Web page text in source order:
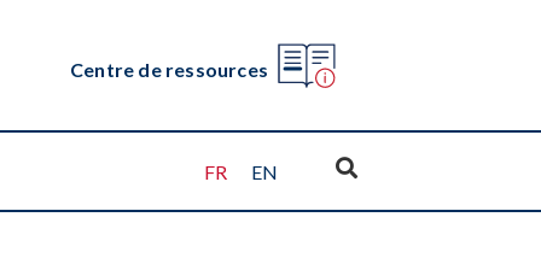
Centre de ressources
FR EN